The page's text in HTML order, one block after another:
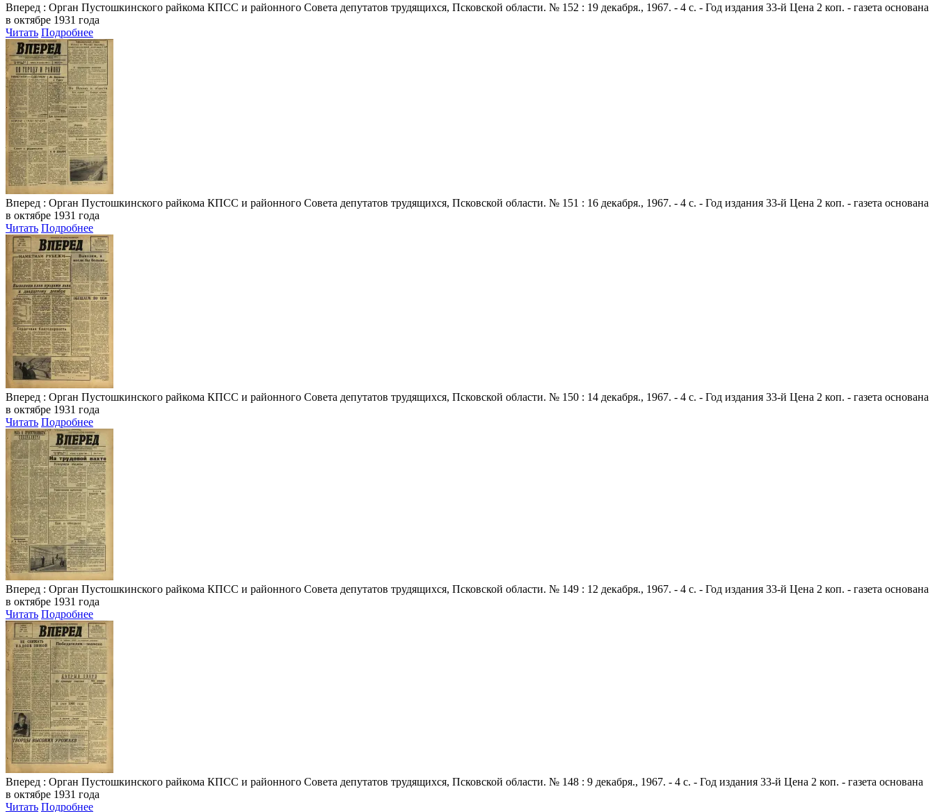
Вперед : Орган Пустошкинского райкома КПСС и районного Совета депутатов трудящихся, Псковской области. № 152 : 19 декабря., 1967. - 4 с. - Год издания 33-й Цена 2 коп. - газета основана
в октябре 1931 года
Читать Подробнее
Вперед : Орган Пустошкинского райкома КПСС и районного Совета депутатов трудящихся, Псковской области. № 151 : 16 декабря., 1967. - 4 с. - Год издания 33-й Цена 2 коп. - газета основана
в октябре 1931 года
Читать Подробнее
Вперед : Орган Пустошкинского райкома КПСС и районного Совета депутатов трудящихся, Псковской области. № 150 : 14 декабря., 1967. - 4 с. - Год издания 33-й Цена 2 коп. - газета основана
в октябре 1931 года
Читать Подробнее
Вперед : Орган Пустошкинского райкома КПСС и районного Совета депутатов трудящихся, Псковской области. № 149 : 12 декабря., 1967. - 4 с. - Год издания 33-й Цена 2 коп. - газета основана
в октябре 1931 года
Читать Подробнее
Вперед : Орган Пустошкинского райкома КПСС и районного Совета депутатов трудящихся, Псковской области. № 148 : 9 декабря., 1967. - 4 с. - Год издания 33-й Цена 2 коп. - газета основана
в октябре 1931 года
Читать Подробнее